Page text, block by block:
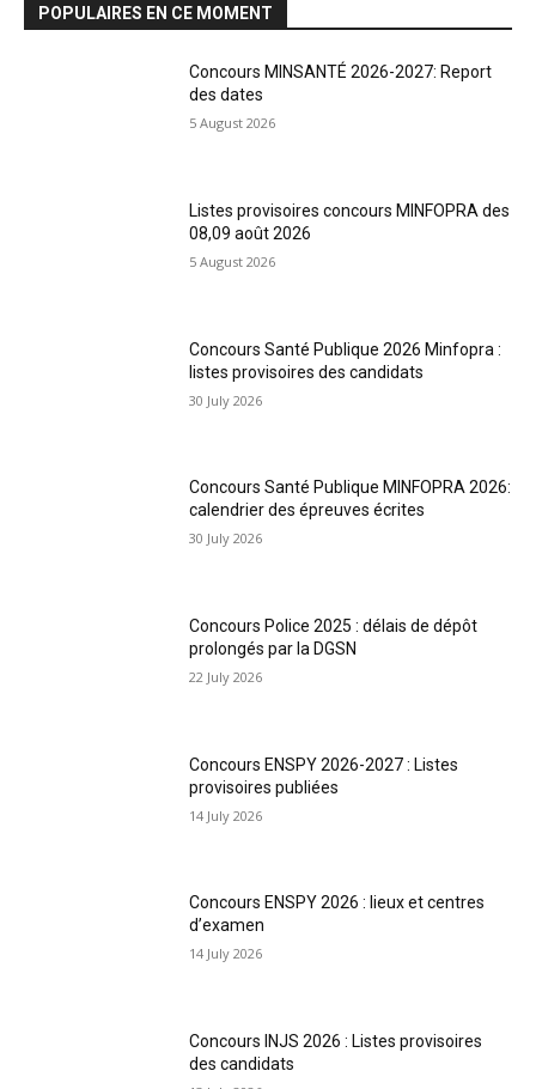
POPULAIRES EN CE MOMENT
Concours MINSANTÉ 2026-2027: Report
des dates
5 August 2026
Listes provisoires concours MINFOPRA des
08,09 août 2026
5 August 2026
Concours Santé Publique 2026 Minfopra :
listes provisoires des candidats
30 July 2026
Concours Santé Publique MINFOPRA 2026:
calendrier des épreuves écrites
30 July 2026
Concours Police 2025 : délais de dépôt
prolongés par la DGSN
22 July 2026
Concours ENSPY 2026-2027 : Listes
provisoires publiées
14 July 2026
Concours ENSPY 2026 : lieux et centres
d’examen
14 July 2026
Concours INJS 2026 : Listes provisoires
des candidats